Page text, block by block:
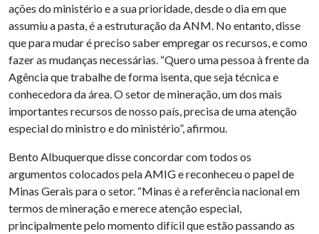
ações do ministério e a sua prioridade, desde o dia em que
assumiu a pasta, é a estruturação da ANM. No entanto, disse
que para mudar é preciso saber empregar os recursos, e como
fazer as mudanças necessárias. “Quero uma pessoa à frente da
Agência que trabalhe de forma isenta, que seja técnica e
conhecedora da área. O setor de mineração, um dos mais
importantes recursos de nosso país, precisa de uma atenção
especial do ministro e do ministério”, afirmou.
Bento Albuquerque disse concordar com todos os
argumentos colocados pela AMIG e reconheceu o papel de
Minas Gerais para o setor. “Minas é a referência nacional em
termos de mineração e merece atenção especial,
principalmente pelo momento difícil que estão passando as